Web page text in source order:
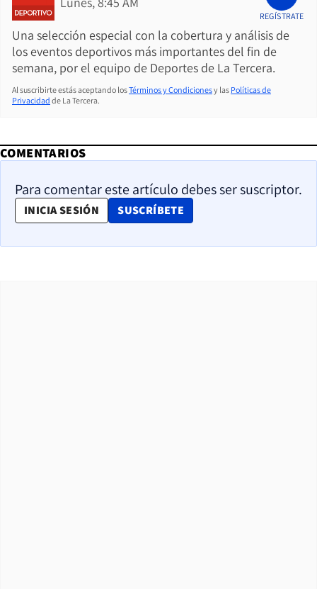
Una selección especial con la cobertura y análisis de
los eventos deportivos más importantes del fin de
semana, por el equipo de Deportes de La Tercera.
REGÍSTRATE
Al suscribirte estás aceptando losTérminos y Condicionesy las Políticas de
Privacidad de La Tercera.
COMENTARIOS
Para comentar este artículo debes ser suscriptor.
INICIA SESIÓN SUSCRÍBETE
OPENS IN NEW WINDOW